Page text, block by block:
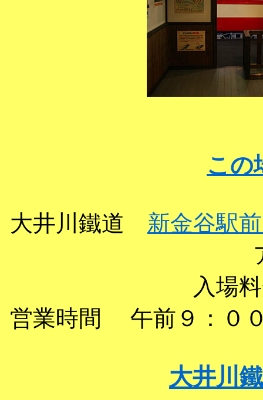
この
大井川鐵道 新金谷駅
入場
営業時間 午前９：０
大井川